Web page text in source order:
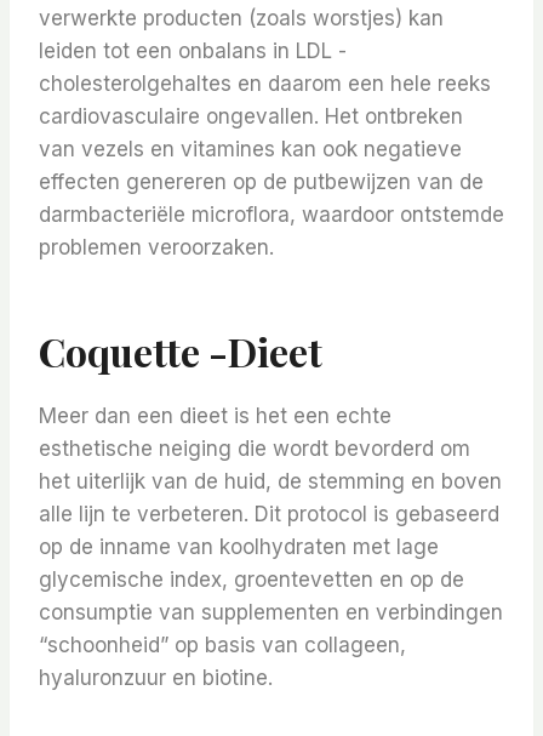
verwerkte producten (zoals worstjes) kan
leiden tot een onbalans in LDL -
cholesterolgehaltes en daarom een ​​hele reeks
cardiovasculaire ongevallen. Het ontbreken
van vezels en vitamines kan ook negatieve
effecten genereren op de putbewijzen van de
darmbacteriële microflora, waardoor ontstemde
problemen veroorzaken.
Coquette -dieet
Meer dan een dieet is het een echte
esthetische neiging die wordt bevorderd om
het uiterlijk van de huid, de stemming en boven
alle lijn te verbeteren. Dit protocol is gebaseerd
op de inname van koolhydraten met lage
glycemische index, groentevetten en op de
consumptie van supplementen en verbindingen
“schoonheid” op basis van collageen,
hyaluronzuur en biotine.